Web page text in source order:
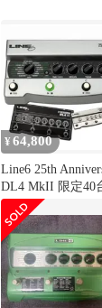
¥ 64,800
Line6 25th
DL4 MkII 限定40